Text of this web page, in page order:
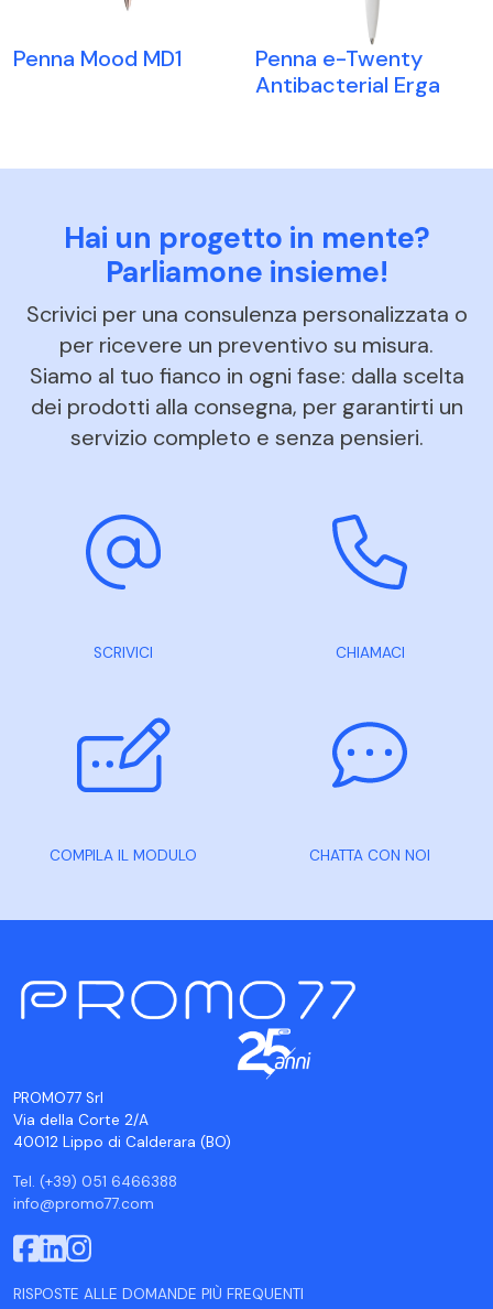
Penna Mood MD1
Penna e-Twenty
Antibacterial Erga
Hai un progetto in mente?
Parliamone insieme!
Scrivici per una consulenza personalizzata o
per ricevere un preventivo su misura.
Siamo al tuo fianco in ogni fase: dalla scelta
dei prodotti alla consegna, per garantirti un
servizio completo e senza pensieri.
SCRIVICI CHIAMACI
COMPILA IL MODULO CHATTA CON NOI
PROMO77 Srl
Via della Corte 2/A
40012 Lippo di Calderara (BO)
Tel. (+39) 051 6466388
info@promo77.com
RISPOSTE ALLE DOMANDE PIÙ FREQUENTI